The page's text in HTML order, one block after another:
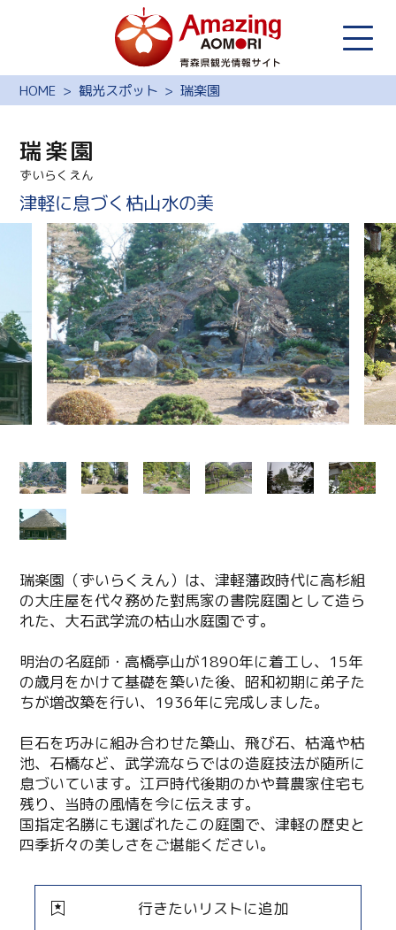
HOME 観光スポット 瑞楽園
瑞楽園
ずいらくえん
津軽に息づく枯山水の美
瑞楽園（ずいらくえん）は、津軽藩政時代に高杉組
の大庄屋を代々務めた對馬家の書院庭園として造ら
れた、大石武学流の枯山水庭園です。
明治の名庭師・高橋亭山が1890年に着工し、15年
の歳月をかけて基礎を築いた後、昭和初期に弟子た
ちが増改築を行い、1936年に完成しました。
巨石を巧みに組み合わせた築山、飛び石、枯滝や枯
池、石橋など、武学流ならではの造庭技法が随所に
息づいています。江戸時代後期のかや葺農家住宅も
残り、当時の風情を今に伝えます。
国指定名勝にも選ばれたこの庭園で、津軽の歴史と
四季折々の美しさをご堪能ください。
行きたいリストに追加